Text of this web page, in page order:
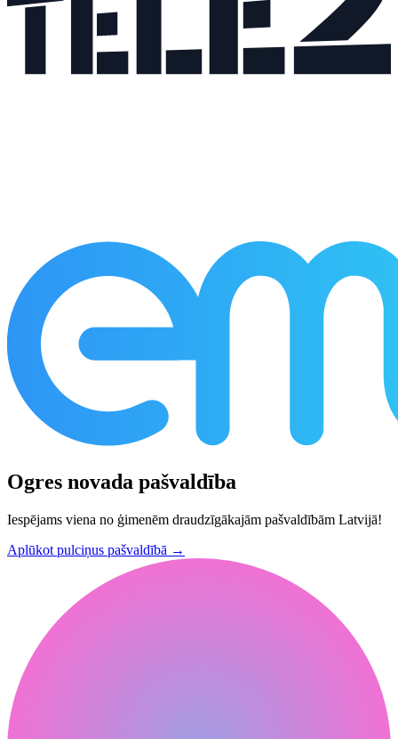
Ogres novada pašvaldība
Iespējams viena no ģimenēm draudzīgākajām pašvaldībām Latvijā!
Aplūkot pulciņus pašvaldībā →